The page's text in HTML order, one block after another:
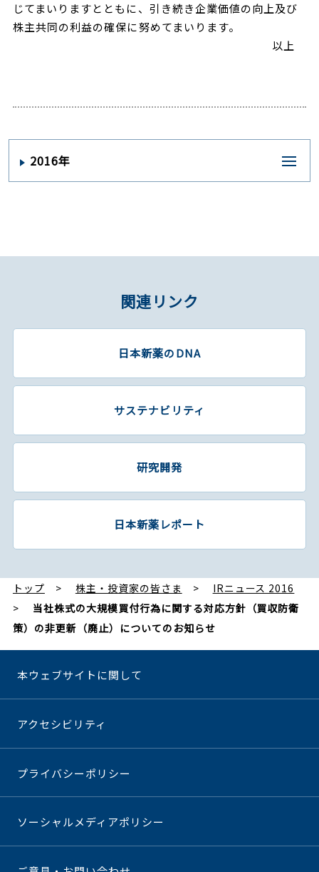
じてまいりますとともに、引き続き企業価値の向上及び
株主共同の利益の確保に努めてまいります。
以上
2016年
関連リンク
日本新薬のDNA
サステナビリティ
研究開発
日本新薬レポート
トップ 株主・投資家の皆さま
IRニュース 2016
当社株式の大規模買付行為に関する対応方針（買収防衛
策）の非更新（廃止）についてのお知らせ
本ウェブサイトに関して
アクセシビリティ
プライバシーポリシー
ソーシャルメディアポリシー